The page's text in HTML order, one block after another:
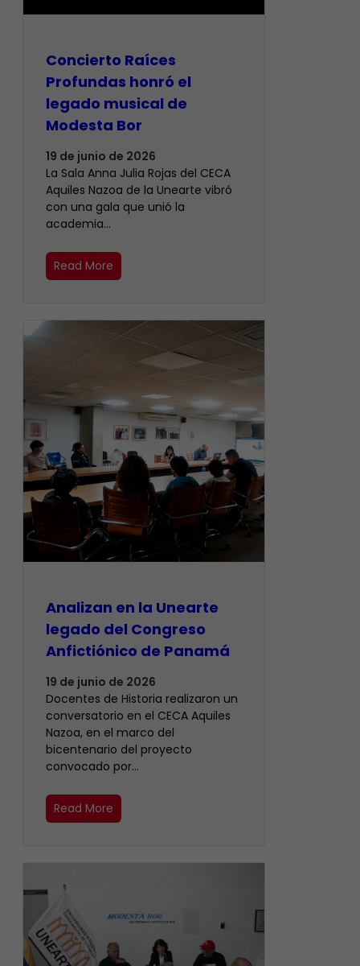
​Concierto Raíces
Profundas honró el
legado musical de
Modesta Bor
19 de junio de 2026
La Sala Anna Julia Rojas del CECA
Aquiles Nazoa de la Unearte vibró
con una gala que unió la
academia…
Read More
Analizan en la Unearte
legado del Congreso
Anfictiónico de Panamá
19 de junio de 2026
Docentes de Historia realizaron un
conversatorio en el CECA Aquiles
Nazoa, en el marco del
bicentenario del proyecto
convocado por…
Read More